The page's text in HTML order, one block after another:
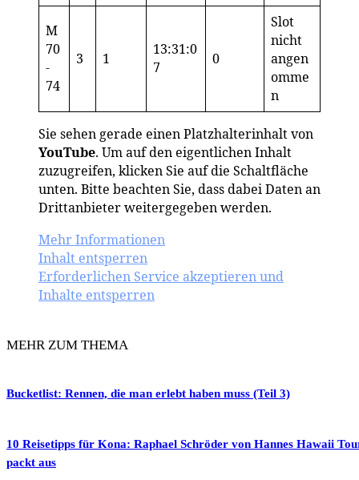
M
70
-
74
3 1
13:31:0
7
0
Slot
nicht
angen
omme
n
Sie sehen gerade einen Platzhalterinhalt von
YouTube. Um auf den eigentlichen Inhalt
zuzugreifen, klicken Sie auf die Schaltfläche
unten. Bitte beachten Sie, dass dabei Daten an
Drittanbieter weitergegeben werden.
Mehr Informationen
Inhalt entsperren
Erforderlichen Service akzeptieren und
Inhalte entsperren
MEHR ZUM THEMA
Bucketlist: Rennen, die man erlebt haben muss (Teil 3)
10 Reisetipps für Kona: Raphael Schröder von Hannes Hawaii
packt aus